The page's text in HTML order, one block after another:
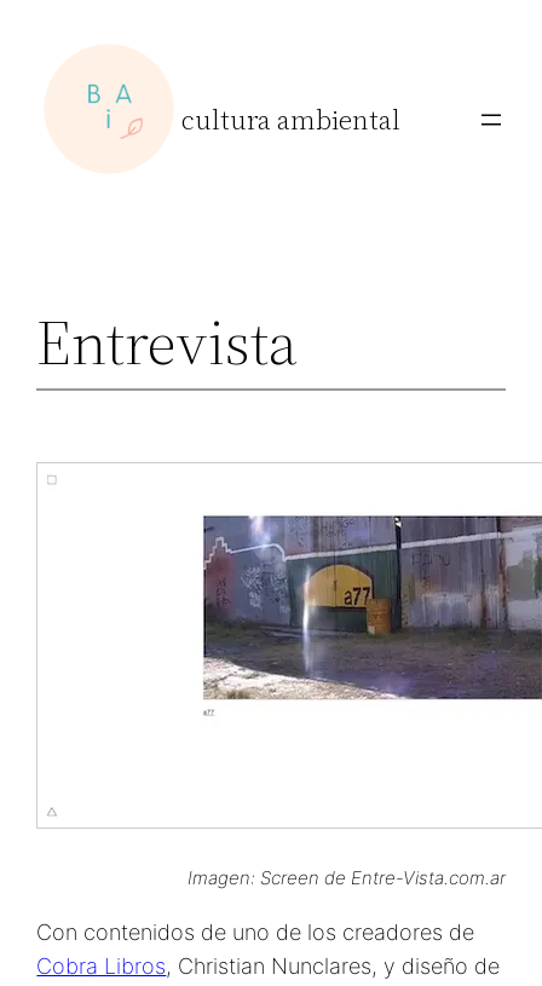
content
cultura ambiental
Entrevista
Imagen: Screen de Entre-Vista.com.ar
Con contenidos de uno de los creadores de
Cobra Libros, Christian Nunclares, y diseño de